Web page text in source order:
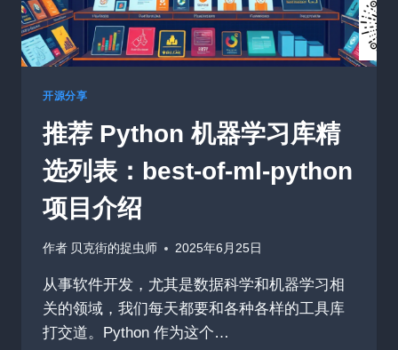
开源分享
推荐 Python 机器学习库精
选列表：best-of-ml-python
项目介绍
作者 贝克街的捉虫师 2025年6月25日
从事软件开发，尤其是数据科学和机器学习相
关的领域，我们每天都要和各种各样的工具库
打交道。Python 作为这个…